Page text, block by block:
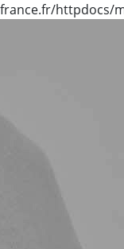
france.fr/httpdocs/